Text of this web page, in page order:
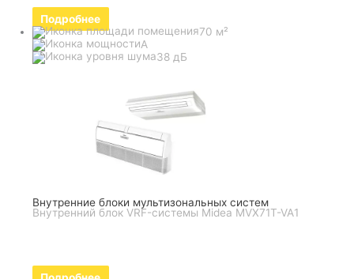
Подробнее
70 м²
A
38 дБ
Внутренние блоки мультизональных систем
Внутренний блок VRF-системы Midea MVX71T-VA1